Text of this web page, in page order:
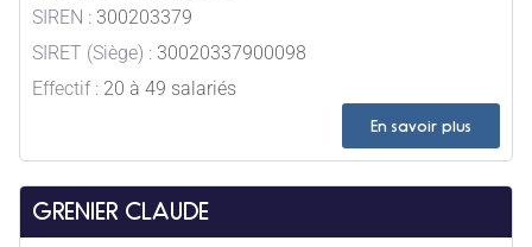
SIREN : 300203379
SIRET (Siège) : 30020337900098
Effectif : 20 à 49 salariés
En savoir plus
GRENIER CLAUDE